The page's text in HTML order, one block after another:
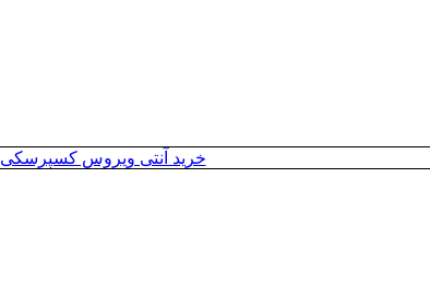
خرید آنتی ویروس کسپرسکی